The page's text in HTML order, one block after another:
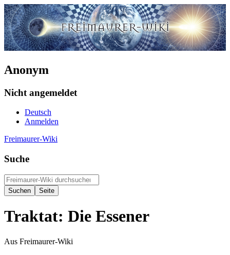
Anonym
Nicht angemeldet
Deutsch
Anmelden
Freimaurer-Wiki
Suche
Traktat: Die Essener
Aus Freimaurer-Wiki